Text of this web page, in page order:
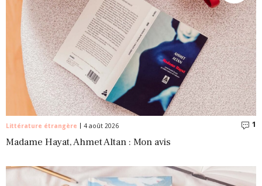
Littérature étrangère 4 août 2026 1
Madame Hayat, Ahmet Altan : Mon avis